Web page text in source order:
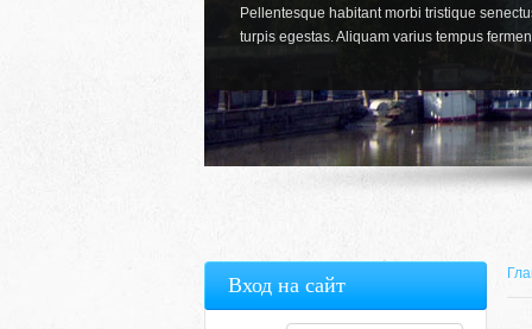
Pellentesque habitant morbi tristique
turpis egestas. Aliquam varius tempus
Вход на сайт